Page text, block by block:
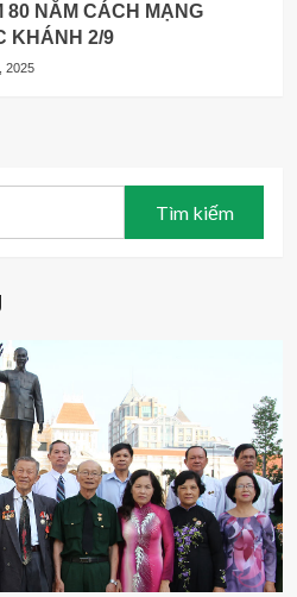
80 NĂM CÁCH MẠNG
KHÁNH 2/9
2025